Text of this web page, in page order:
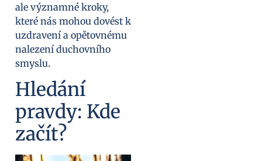
ale významné kroky,
které nás mohou dovést k
uzdravení a opětovnému
nalezení duchovního
smyslu.
Hledání
pravdy: Kde
začít?